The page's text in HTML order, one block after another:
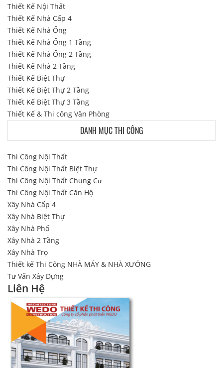
Thiết Kế Nội Thất
Thiết Kế Nhà Cấp 4
Thiết Kế Nhà Ống
Thiết Kế Nhà Ống 1 Tầng
Thiết Kế Nhà Ống 2 Tầng
Thiết Kế Nhà 2 Tầng
Thiết Kế Biệt Thự
Thiết Kế Biệt Thự 2 Tầng
Thiết Kế Biệt Thự 3 Tầng
Thiết Kế & Thi công Văn Phòng
DANH MỤC THI CÔNG
Thi Công Nội Thất
Thi Công Nội Thất Biệt Thự
Thi Công Nội Thất Chung Cư
Thi Công Nội Thất Căn Hộ
Xây Nhà Cấp 4
Xây Nhà Biệt Thự
Xây Nhà Phố
Xây Nhà 2 Tầng
Xây Nhà Trọ
Thiết kế Thi Công NHÀ MÁY & NHÀ XƯỞNG
Tư Vấn Xây Dựng
Liên Hệ